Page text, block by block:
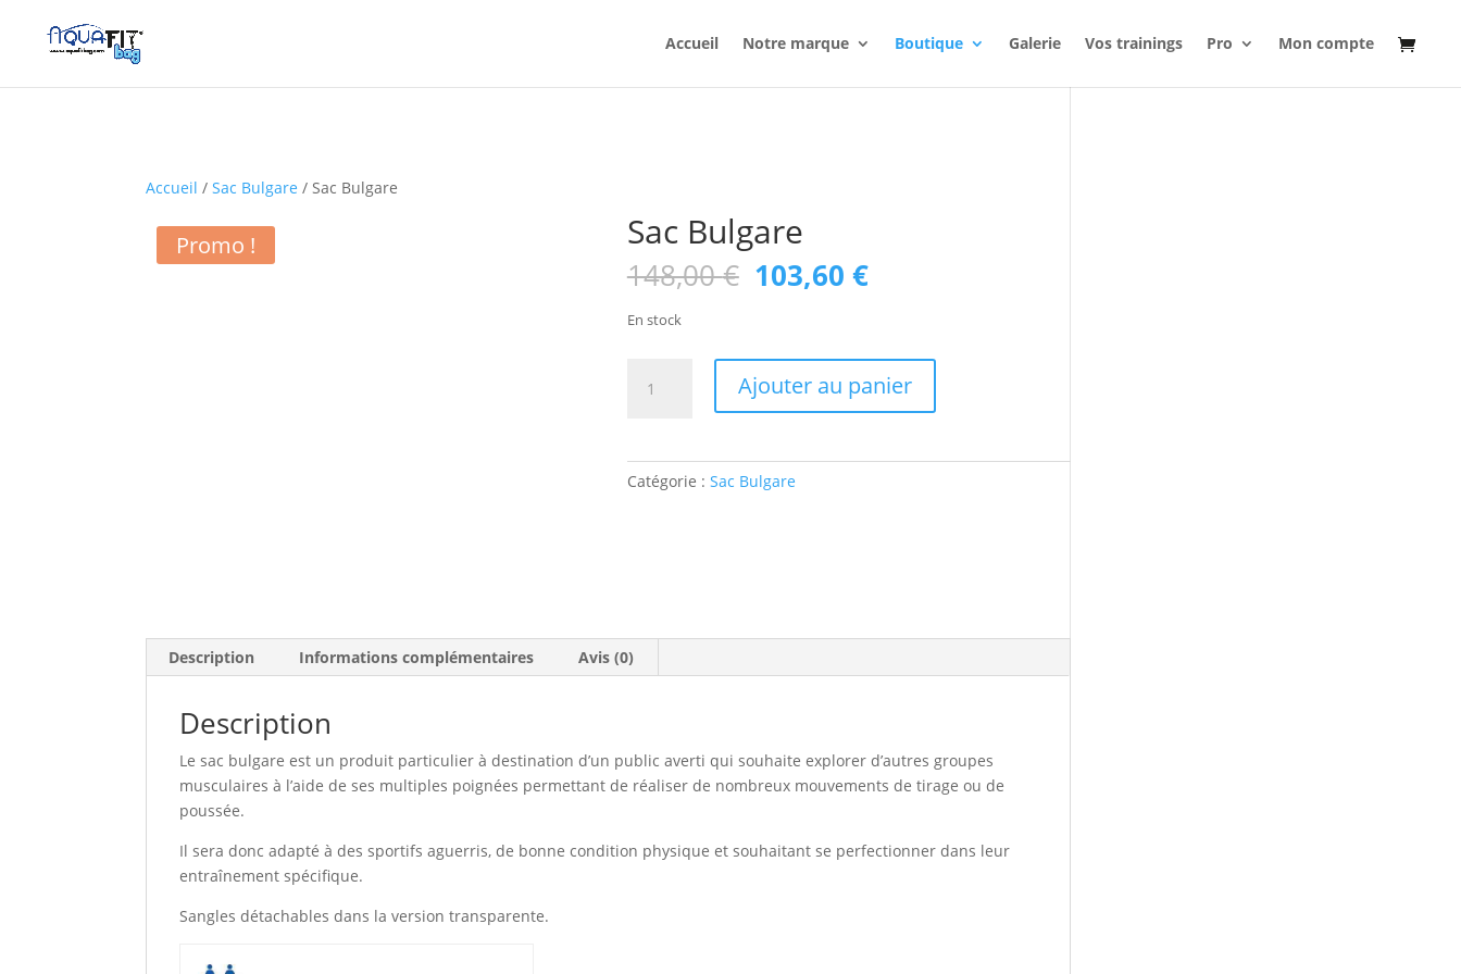
Accueil Notre marque Boutique Galerie Vos trainings Pro Mon compte
Accueil /Sac Bulgare / Sac Bulgare
Promo ! Sac Bulgare
148,00€ Le
prix
était :
148,00 €.
103,60 €Le
prix
est :
103,60 €.
En stock
Ajouter au panier
Catégorie : Sac Bulgare
Description Informations complémentaires Avis (0)
Description
Le sac bulgare est un produit particulier à destination d’un public averti qui souhaite explorer d’autres groupes
musculaires à l’aide de ses multiples poignées permettant de réaliser de nombreux mouvements de tirage ou de
poussée.
Il sera donc adapté à des sportifs aguerris, de bonne condition physique et souhaitant se perfectionner dans leur
entraînement spécifique.
Sangles détachables dans la version transparente.